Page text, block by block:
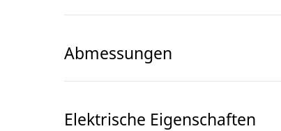
Abmessungen
Elektrische Eigenschaften